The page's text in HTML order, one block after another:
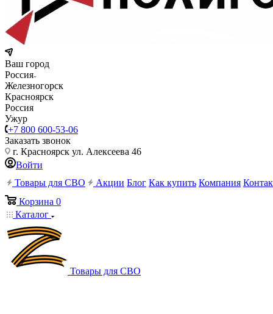
Ваш город
Россия
Железногорск
Красноярск
Россия
Ужур
+7 800 600-53-06
Заказать звонок
г. Красноярск ул. Алексеева 46
Войти
Товары для СВО
Акции Блог Как купить Компания
Корзина 0
Каталог
Товары для СВО